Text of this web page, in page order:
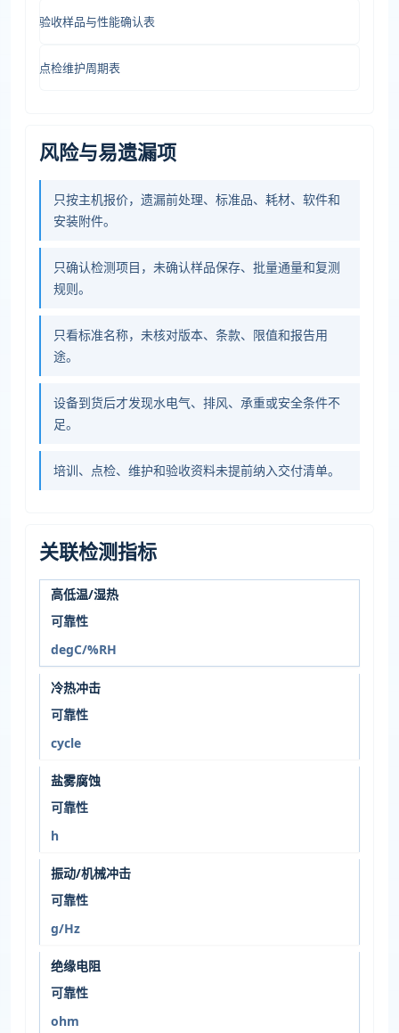
验收样品与性能确认表
点检维护周期表
风险与易遗漏项
只按主机报价，遗漏前处理、标准品、耗材、软件和
安装附件。
只确认检测项目，未确认样品保存、批量通量和复测
规则。
只看标准名称，未核对版本、条款、限值和报告用
途。
设备到货后才发现水电气、排风、承重或安全条件不
足。
培训、点检、维护和验收资料未提前纳入交付清单。
关联检测指标
高低温/湿热
可靠性
degC/%RH
冷热冲击
可靠性
cycle
盐雾腐蚀
可靠性
h
振动/机械冲击
可靠性
g/Hz
绝缘电阻
可靠性
ohm